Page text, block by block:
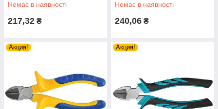
Немає в наявності
217,32 ₴
Немає в наявності
240,06 ₴
Акция! Акция!